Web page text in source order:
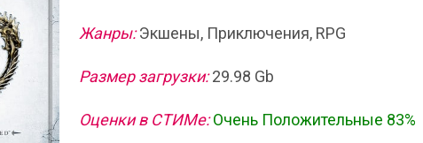
Жанры:Экшены, Приключения, RPG
Размер загрузки:29.98 Gb
Оценки в СТИМе: Очень Положительные 83%